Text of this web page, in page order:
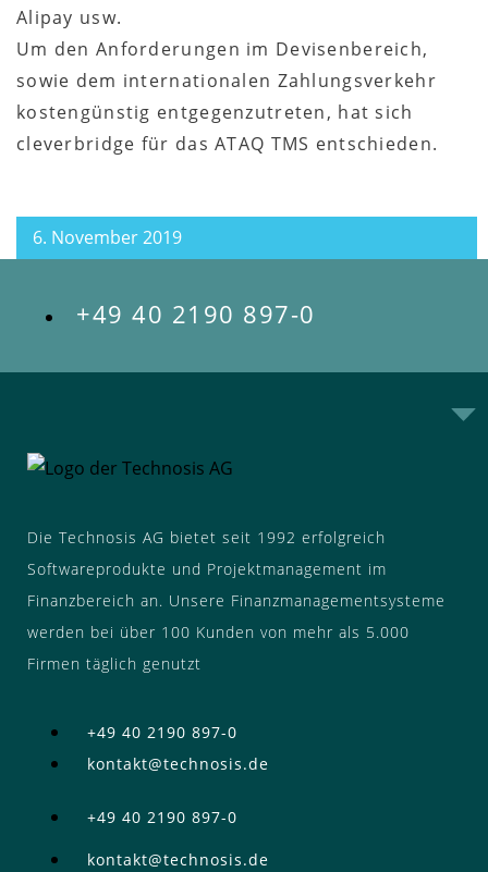
Alipay usw.
Um den Anforderungen im Devisenbereich,
sowie dem internationalen Zahlungsverkehr
kostengünstig entgegenzutreten, hat sich
cleverbridge für das ATAQ TMS entschieden.
6. November 2019
+49 40 2190 897-0
Die Technosis AG bietet seit 1992 erfolgreich
Softwareprodukte und Projektmanagement im
Finanzbereich an. Unsere Finanzmanagementsysteme
werden bei über 100 Kunden von mehr als 5.000
Firmen täglich genutzt
+49 40 2190 897-0
kontakt@technosis.de
+49 40 2190 897-0
kontakt@technosis.de